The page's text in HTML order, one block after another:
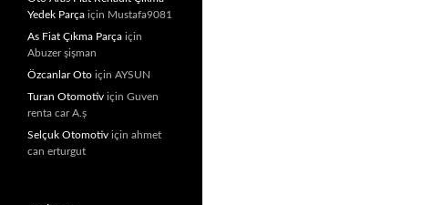
Yedek Parça için Mustafa9081
As Fiat Çıkma Parça için
Abuzer şişman
Özcanlar Oto için AYSUN
Turan Otomotiv için Guven
renta car A.ș
Selçuk Otomotiv için ahmet
can erturgut